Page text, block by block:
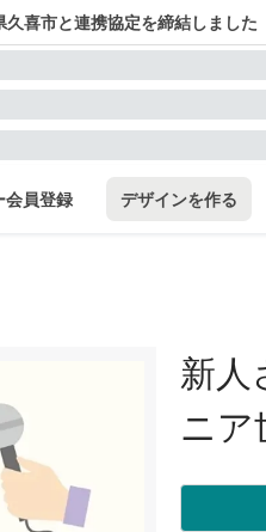
喜市と連携協定を締結しました
会員登録 デザインを作る
新人
ニア